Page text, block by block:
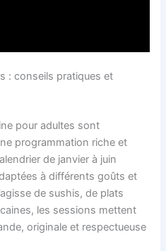
: conseils pratiques et
pour adultes sont
programmation riche et
de janvier à juin
à différents goûts et
de sushis, de plats
les sessions mettent
originale et respectueuse